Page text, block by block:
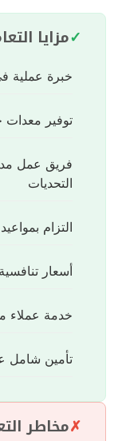
مزايا
خبرة عملية
توفير معدات
فريق عمل
التحديات
التزام
أسعار
خدمة عملاء
تأمين شامل
مخاطر